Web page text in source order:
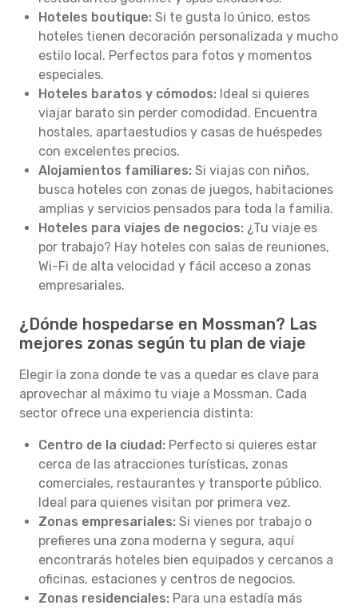
Hoteles boutique: Si te gusta lo único, estos
hoteles tienen decoración personalizada y mucho
estilo local. Perfectos para fotos y momentos
especiales.
Hoteles baratos y cómodos: Ideal si quieres
viajar barato sin perder comodidad. Encuentra
hostales, apartaestudios y casas de huéspedes
con excelentes precios.
Alojamientos familiares: Si viajas con niños,
busca hoteles con zonas de juegos, habitaciones
amplias y servicios pensados para toda la familia.
Hoteles para viajes de negocios: ¿Tu viaje es
por trabajo? Hay hoteles con salas de reuniones,
Wi-Fi de alta velocidad y fácil acceso a zonas
empresariales.
¿Dónde hospedarse en Mossman? Las
mejores zonas según tu plan de viaje
Elegir la zona donde te vas a quedar es clave para
aprovechar al máximo tu viaje a Mossman. Cada
sector ofrece una experiencia distinta:
Centro de la ciudad: Perfecto si quieres estar
cerca de las atracciones turísticas, zonas
comerciales, restaurantes y transporte público.
Ideal para quienes visitan por primera vez.
Zonas empresariales: Si vienes por trabajo o
prefieres una zona moderna y segura, aquí
encontrarás hoteles bien equipados y cercanos a
oficinas, estaciones y centros de negocios.
Zonas residenciales: Para una estadía más